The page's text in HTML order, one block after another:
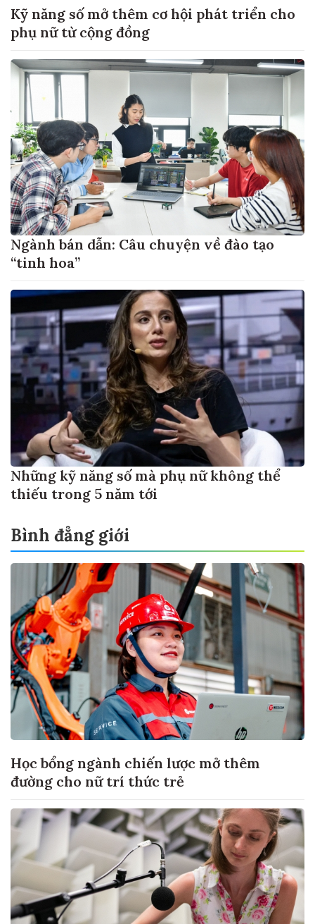
Kỹ năng số mở thêm cơ hội phát triển cho
phụ nữ từ cộng đồng
Ngành bán dẫn: Câu chuyện về đào tạo
“tinh hoa”
Những kỹ năng số mà phụ nữ không thể
thiếu trong 5 năm tới
Bình đẳng giới
Học bổng ngành chiến lược mở thêm
đường cho nữ trí thức trẻ